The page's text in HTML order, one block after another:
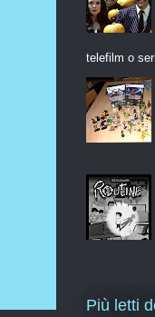
telefilm o
Più letti